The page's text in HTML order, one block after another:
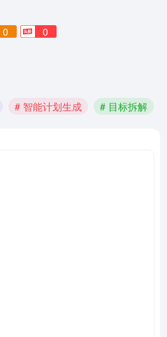
0 0
# 智能计划生成 # 目标拆解